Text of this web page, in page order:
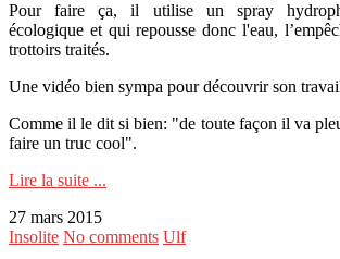
Pour faire ça, il utilise un spray
écologique et qui repousse donc l'eau,
trottoirs traités.
Une vidéo bien sympa pour découvrir son
Comme il le dit si bien: "de toute façon il va
faire un truc cool".
Lire la suite ...
27 mars 2015
Insolite No comments Ulf